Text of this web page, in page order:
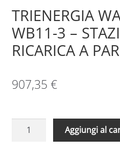
TRIENERGIA
WB11-3 –
RICARICA A
907,35 €
TRIENERGIA
Aggiungi al